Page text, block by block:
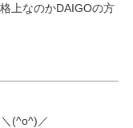
上なのかDAIGOの方
(^o^)／